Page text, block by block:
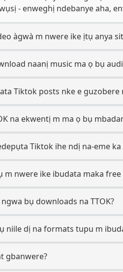
- enweghị ndebanye aha,
àgwà m nwere ike ịtụ anya
naanị music ma ọ bụ
Tiktok posts nke e guzobere
na ekwentị m ma ọ bụ
Tiktok ihe ndị na-eme
m nwere ike ibudata maka
bụ downloads na TTOK?
niile dị na formats tupu m
gbanwere?